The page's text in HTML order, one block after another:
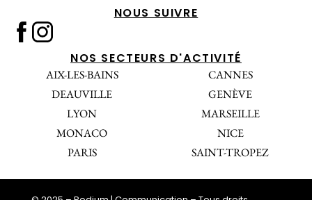
NOUS SUIVRE
NOS SECTEURS D'ACTIVITÉ
AIX-LES-BAINS
CANNES
DEAUVILLE
GENÈVE
LYON
MARSEILLE
MONACO
NICE
PARIS
SAINT-TROPEZ